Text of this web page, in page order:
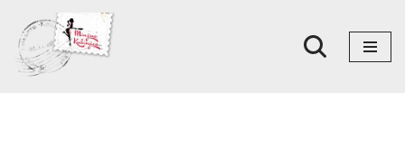
Skoči
na